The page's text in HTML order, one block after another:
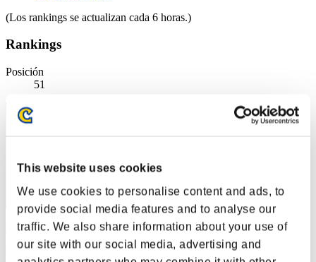
This website uses cookies
We use cookies to personalise content and ads, to
provide social media features and to analyse our
traffic. We also share information about your use of
our site with our social media, advertising and
(Los rankings se actualizan cada 6 horas.)
Rankings
Posición
51
Blackmoore
Puntos:1381189